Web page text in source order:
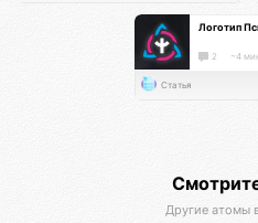
Логотип
2 ~4
Статья
Другие атомы